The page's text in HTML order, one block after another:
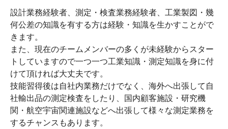
設計業務経験者、測定・検査業務経験者、工業製図・幾
何公差の知識を有する方は経験・知識を生かすことがで
きます。
また、現在のチームメンバーの多くが未経験からスター
トしていますので一つ一つ工業知識・測定知識を身に付
けて頂ければ大丈夫です。
技能習得後は自社内業務だけでなく、海外へ出張して自
社輸出品の測定検査をしたり、国内顧客施設・研究機
関・航空宇宙関連施設などへ出張して様々な測定業務を
するチャンスもあります。